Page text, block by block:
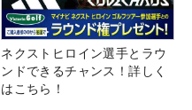
ネクストヒロイン選手とラウ
ンドできるチャンス！詳しく
はこちら！